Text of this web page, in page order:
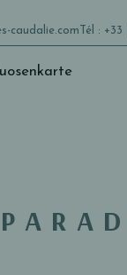
caudalie.com Tél : +33